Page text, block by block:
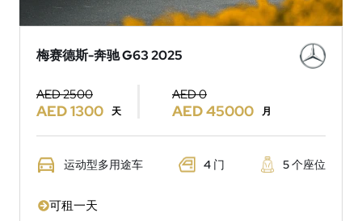
梅赛德斯-奔驰 G63 2025
AED 2500
AED 1300 天
AED 0
AED 45000 月
运动型多用途车 4 门 5 个座位
可租一天